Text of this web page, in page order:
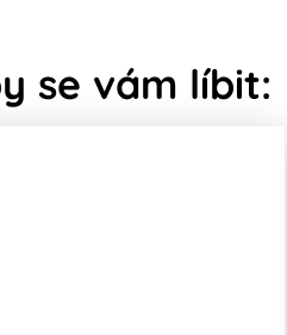
se vám líbit: